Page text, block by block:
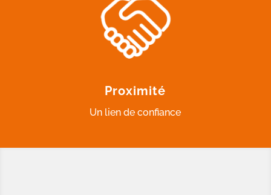
Proximité
Un lien de confiance